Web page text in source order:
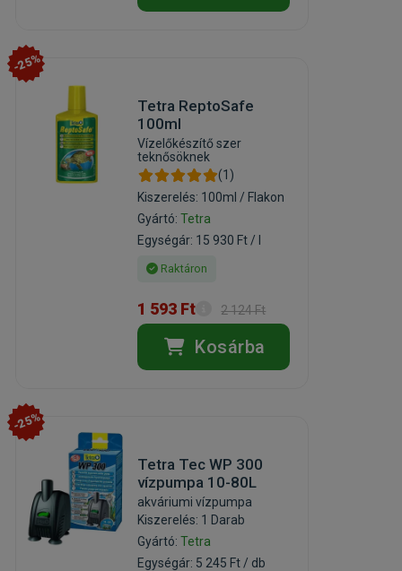
-25%
Tetra ReptoSafe
100ml
Vízelőkészítő szer
teknősöknek
(1)
Kiszerelés: 100ml / Flakon
Gyártó:Tetra
Egységár: 15 930 Ft / l
Raktáron
1 593 Ft 2 124 Ft
Kosárba
-25%
Tetra Tec WP 300
vízpumpa 10-80L
akváriumi vízpumpa
Kiszerelés: 1 Darab
Gyártó:Tetra
Egységár: 5 245 Ft / db